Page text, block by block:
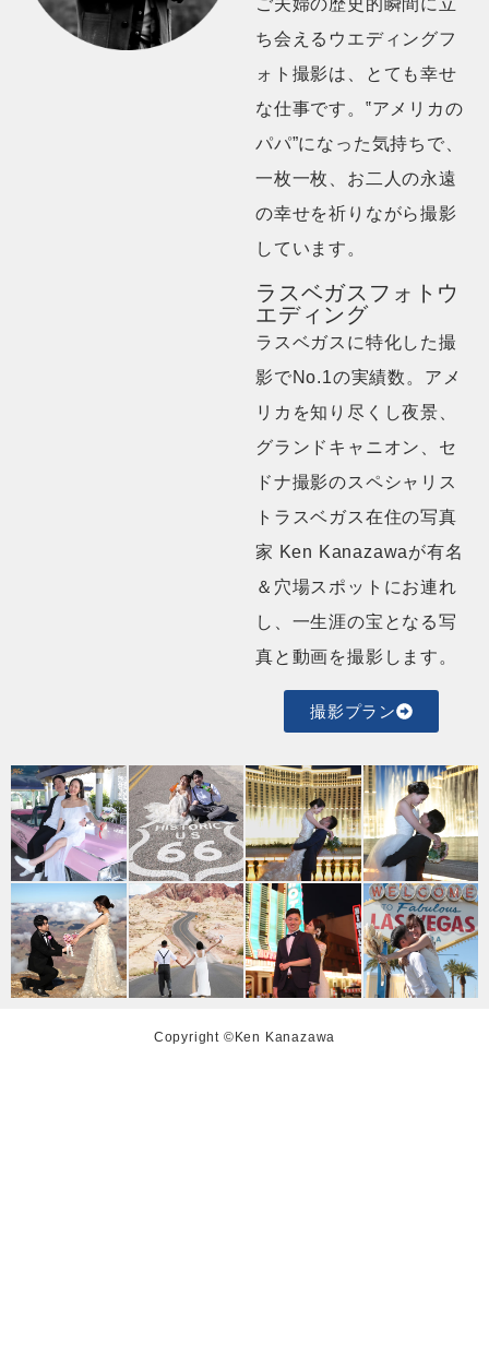
ち会えるウエディングフ
ォト撮影は、とても幸せ
な仕事です。‟アメリカの
パパ”になった気持ちで、
一枚一枚、お二人の永遠
の幸せを祈りながら撮影
しています。
ラスベガスフォトウ
エディング
ラスベガスに特化した撮
影でNo.1の実績数。アメ
リカを知り尽くし夜景、
グランドキャニオン、セ
ドナ撮影のスペシャリス
トラスベガス在住の写真
家 Ken Kanazawaが有名
＆穴場スポットにお連れ
し、一生涯の宝となる写
真と動画を撮影します。
撮影プラン
Copyright ©Ken Kanazawa